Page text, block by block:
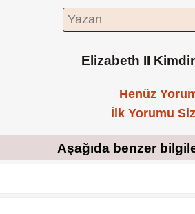
Elizabeth II
Henüz
İlk Yorumu
Aşağıda benzer